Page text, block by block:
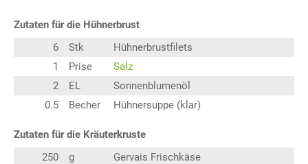
Zutaten für die Hühnerbrust
6
Stk
Hühnerbrustfilets
1
Prise
Salz
2
EL
Sonnenblumenöl
0.5
Becher Hühnersuppe (klar)
Zutaten für die Kräuterkruste
250
g
Gervais Frischkäse